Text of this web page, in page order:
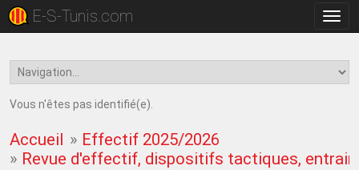
la
E-S-Tunis.com
Vous n'êtes pas identifié(e).
Accueil » Effectif 2025/2026
» Revue d'effectif, dispositifs tactiques,